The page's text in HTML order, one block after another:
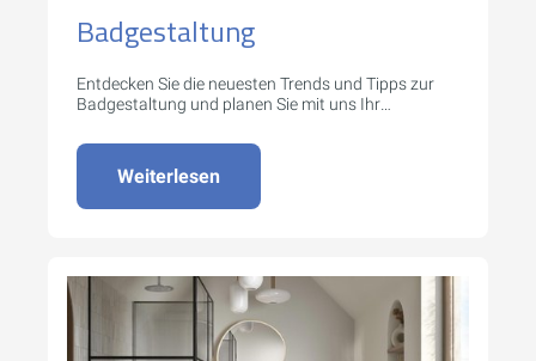
Badgestaltung
Entdecken Sie die neuesten Trends und Tipps zur
Badgestaltung und planen Sie mit uns Ihr
Weiterlesen